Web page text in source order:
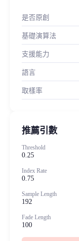
是否原創
基礎演算法
支援能力
語言
取樣率
推薦引數
Threshold
0.25
Index Rate
0.75
Sample Length
192
Fade Length
100